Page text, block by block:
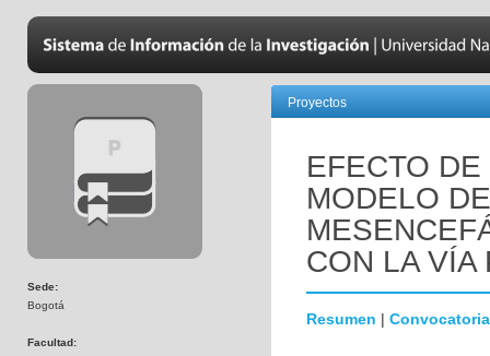
Sede:
Bogotá
Facultad:
Proyectos
EFECTO
MODELO
CON LA VÍA
Resumen | Convocatoria